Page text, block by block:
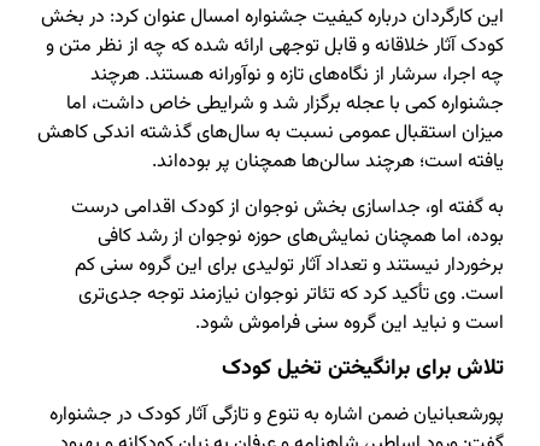
این کارگردان درباره کیفیت جشنواره امسال عنوان کرد: در بخش
کودک آثار خلاقانه و قابل توجهی ارائه شده که چه از نظر متن و
چه اجرا، سرشار از نگاه‌های تازه و نوآورانه هستند. هرچند
جشنواره کمی با عجله برگزار شد و شرایطی خاص داشت، اما
میزان استقبال عمومی نسبت به سال‌های گذشته اندکی کاهش
یافته است؛ هرچند سالن‌ها همچنان پر بوده‌اند.
به گفته او، جداسازی بخش نوجوان از کودک اقدامی درست
بوده، اما همچنان نمایش‌های حوزه نوجوان از رشد کافی
برخوردار نیستند و تعداد آثار تولیدی برای این گروه سنی کم
است. وی تأکید کرد که تئاتر نوجوان نیازمند توجه جدی‌تری
است و نباید این گروه سنی فراموش شود.
تلاش برای برانگیختن تخیل کودک
پورشعبانیان ضمن اشاره به تنوع و تازگی آثار کودک در جشنواره